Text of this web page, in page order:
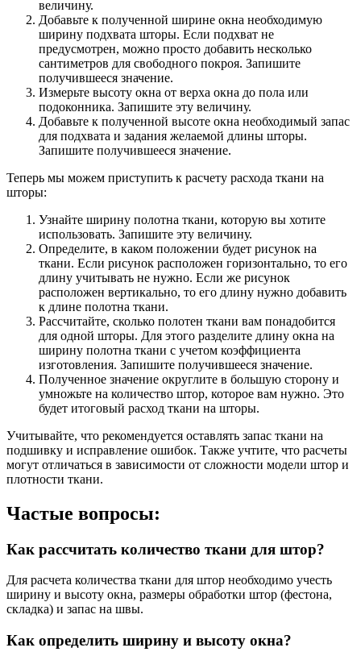
величину.
Добавьте к полученной ширине окна необходимую
ширину подхвата шторы. Если подхват не
предусмотрен, можно просто добавить несколько
сантиметров для свободного покроя. Запишите
получившееся значение.
Измерьте высоту окна от верха окна до пола или
подоконника. Запишите эту величину.
Добавьте к полученной высоте окна необходимый запас
для подхвата и задания желаемой длины шторы.
Запишите получившееся значение.
Теперь мы можем приступить к расчету расхода ткани на
шторы:
Узнайте ширину полотна ткани, которую вы хотите
использовать. Запишите эту величину.
Определите, в каком положении будет рисунок на
ткани. Если рисунок расположен горизонтально, то его
длину учитывать не нужно. Если же рисунок
расположен вертикально, то его длину нужно добавить
к длине полотна ткани.
Рассчитайте, сколько полотен ткани вам понадобится
для одной шторы. Для этого разделите длину окна на
ширину полотна ткани с учетом коэффициента
изготовления. Запишите получившееся значение.
Полученное значение округлите в большую сторону и
умножьте на количество штор, которое вам нужно. Это
будет итоговый расход ткани на шторы.
Учитывайте, что рекомендуется оставлять запас ткани на
подшивку и исправление ошибок. Также учтите, что расчеты
могут отличаться в зависимости от сложности модели штор и
плотности ткани.
Частые вопросы:
Как рассчитать количество ткани для штор?
Для расчета количества ткани для штор необходимо учесть
ширину и высоту окна, размеры обработки штор (фестона,
складка) и запас на швы.
Как определить ширину и высоту окна?